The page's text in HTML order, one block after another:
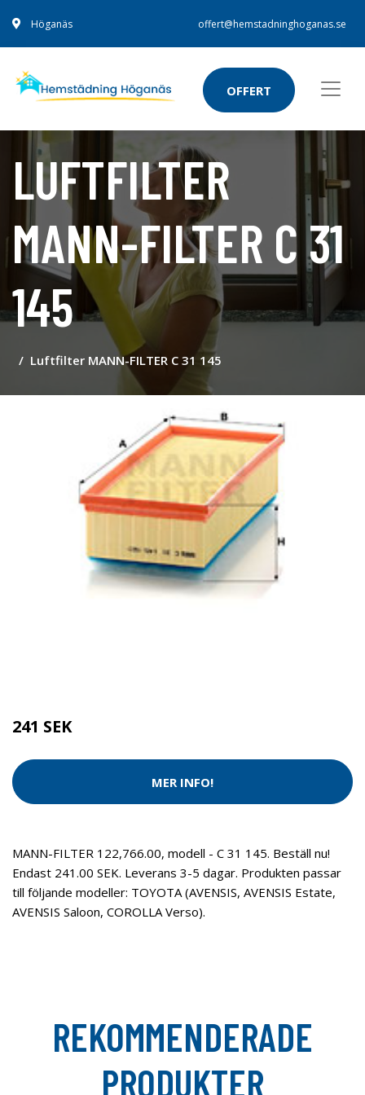
Höganäs offert@hemstadninghoganas.se
OFFERT
LUFTFILTER
MANN-FILTER C 31
145
Luftfilter MANN-FILTER C 31 145
241 SEK
MER INFO!
MANN-FILTER 122,766.00, modell - C 31 145. Beställ nu!
Endast 241.00 SEK. Leverans 3-5 dagar. Produkten passar
till följande modeller: TOYOTA (AVENSIS, AVENSIS Estate,
AVENSIS Saloon, COROLLA Verso).
REKOMMENDERADE
PRODUKTER